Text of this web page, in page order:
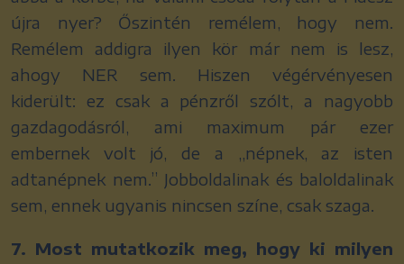
újra nyer? Őszintén remélem, hogy nem.
Remélem addigra ilyen kör már nem is lesz,
ahogy NER sem. Hiszen végérvényesen
kiderült: ez csak a pénzről szólt, a nagyobb
gazdagodásról, ami maximum pár ezer
embernek volt jó, de a „népnek, az isten
adtanépnek nem.” Jobboldalinak és baloldalinak
sem, ennek ugyanis nincsen színe, csak szaga.
7. Most mutatkozik meg, hogy ki milyen